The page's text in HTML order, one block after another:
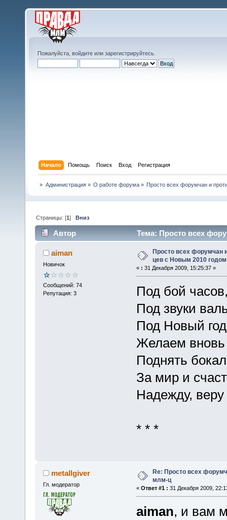
Пожалуйста, войдите или зарегистрируйтесь
Начало Помощь Поиск Вход Регистрация
» Администрация» О работе форума» Просто всех форумчан и
Страницы: [1]Вниз
Автор
Тема: Просто всех
(Прочитано 17751 раз)
aiman
Новичок
Сообщений: 74
Репутация: 3
Просто всех форумчан
цев с Новым 2010 годом
« : 31 Декабря 2009, 15:25:37 »
Под бой
Под звуки
Под Новый
Желаем вновь
Поднять бокал
За мир и
Надежду,
* * *
metallgiver
Гл. модератор
Re: Просто всех
млм-ц
« Ответ #1 : 31 Декабря 2009,
aiman, и вам